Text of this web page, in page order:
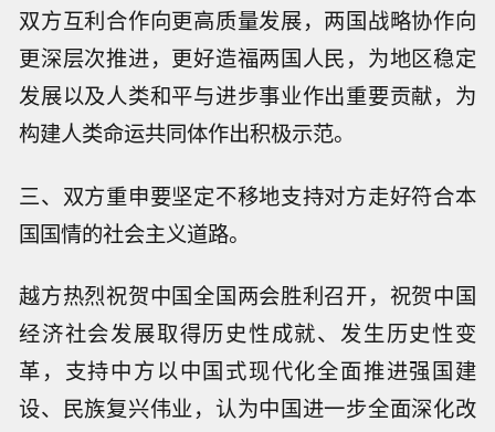
双方互利合作向更高质量发展，两国战略协作向
更深层次推进，更好造福两国人民，为地区稳定
发展以及人类和平与进步事业作出重要贡献，为
构建人类命运共同体作出积极示范。
三、双方重申要坚定不移地支持对方走好符合本
国国情的社会主义道路。
越方热烈祝贺中国全国两会胜利召开，祝贺中国
经济社会发展取得历史性成就、发生历史性变
革，支持中方以中国式现代化全面推进强国建
设、民族复兴伟业，认为中国进一步全面深化改